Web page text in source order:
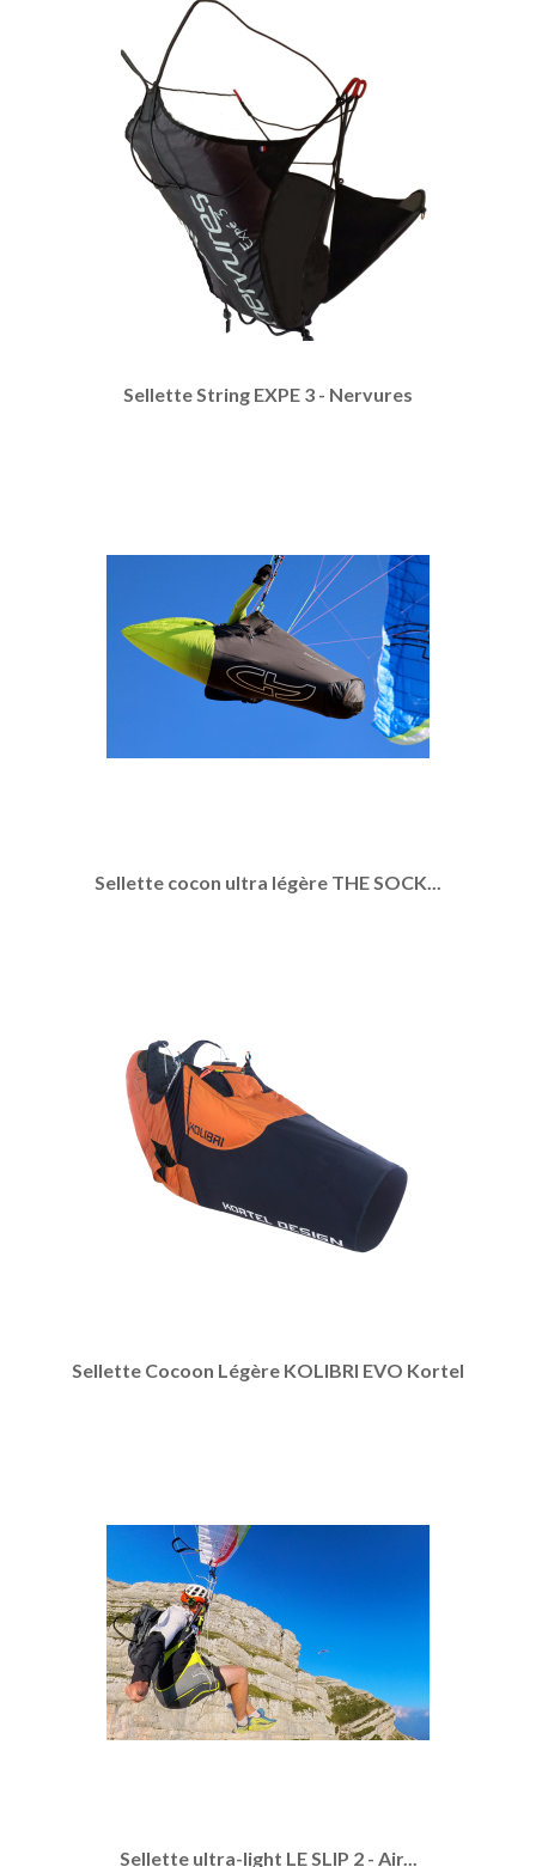
Sellette String EXPE 3 - Nervures
Sellette cocon ultra légère THE SOCK...
Sellette Cocoon Légère KOLIBRI EVO Kortel
Sellette ultra-light LE SLIP 2 - Air...